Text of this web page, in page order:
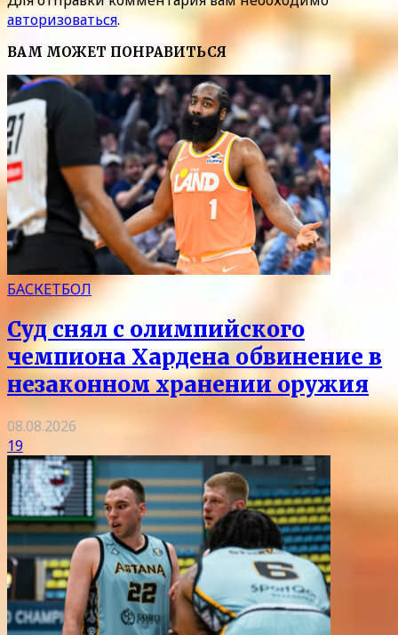
авторизоваться.
ВАМ МОЖЕТ ПОНРАВИТЬСЯ
БАСКЕТБОЛ
Суд снял с олимпийского
чемпиона Хардена обвинение в
незаконном хранении оружия
08.08.2026
19